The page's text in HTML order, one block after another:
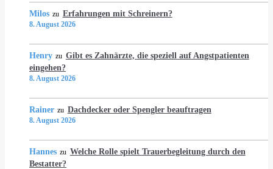
Milos zu Erfahrungen mit Schreinern?
8. August 2026
Henry zu Gibt es Zahnärzte, die speziell auf Angstpatienten
eingehen?
8. August 2026
Rainer zu Dachdecker oder Spengler beauftragen
8. August 2026
Hannes zu Welche Rolle spielt Trauerbegleitung durch den
Bestatter?